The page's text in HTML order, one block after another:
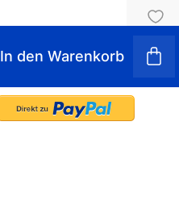
In den Warenkorb